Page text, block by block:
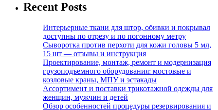
Recent Posts
Интерьерные ткани для штор, обивки и покрывал
доступны по отрезу и по погонному метру
Сыворотка против перхоти для кожи головы 5 мл,
15 шт — отзывы и инструкция
Проектирование, монтаж, ремонт и модернизация
грузоподъемного оборудования: мостовые и
козловые краны, МПУ и эстакады
Ассортимент и поставки трикотажной одежды для
женщин, мужчин и детей
Обзор особенностей процедуры резервирования и